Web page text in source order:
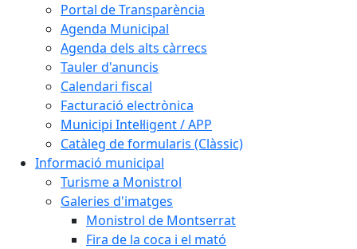
Portal de Transparència
Agenda Municipal
Agenda dels alts càrrecs
Tauler d'anuncis
Calendari fiscal
Facturació electrònica
Municipi Intel·ligent / APP
Catàleg de formularis (Clàssic)
Informació municipal
Turisme a Monistrol
Galeries d'imatges
Monistrol de Montserrat
Fira de la coca i el mató